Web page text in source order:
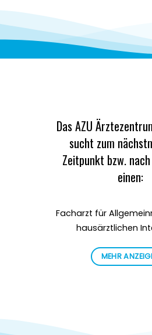
Das AZU
sucht zum
Zeitpunkt bzw.
einen:
Facharzt für
hausärztlichen
MEHR